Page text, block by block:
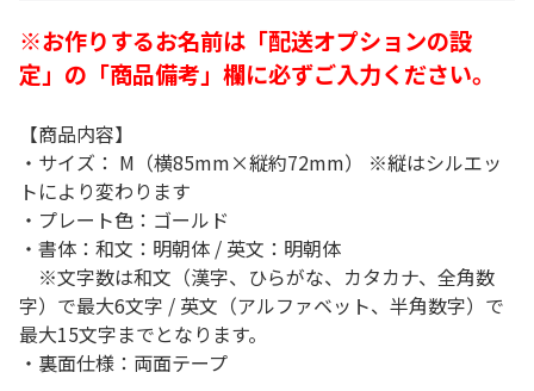
※お作りするお名前は「配送オプションの設
定」の「商品備考」欄に必ずご入力ください。
【商品内容】
・サイズ： M（横85mm×縦約72mm） ※縦はシルエッ
トにより変わります
・プレート色：ゴールド
・書体：和文：明朝体 / 英文：明朝体
※文字数は和文（漢字、ひらがな、カタカナ、全角数
字）で最大6文字 / 英文（アルファベット、半角数字）で
最大15文字までとなります。
・裏面仕様：両面テープ